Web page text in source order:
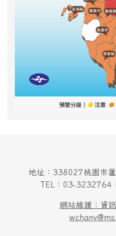
地址：338027桃園市
TEL：03-3232764
網站維護：資